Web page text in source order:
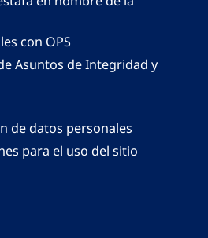
con OPS
Asuntos de Integridad y
de datos personales
para el uso del sitio